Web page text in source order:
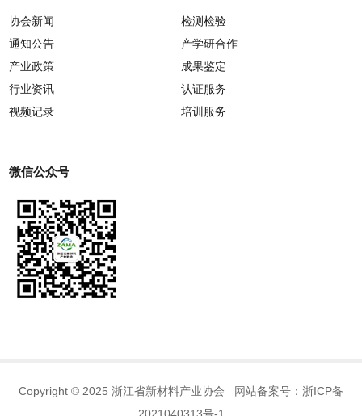
协会新闻
通知公告
产业政策
行业资讯
视频记录
检测检验
产学研合作
成果鉴定
认证服务
培训服务
微信公众号
Copyright © 2025 浙江省新材料产业协会 网站备案号： 浙ICP备
2021040313号-1